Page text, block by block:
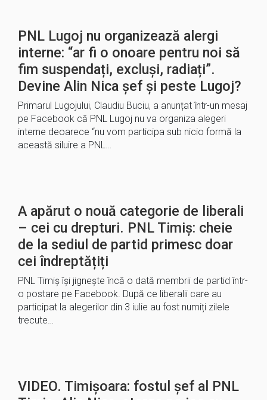
PNL Lugoj nu organizează alergi
interne: “ar fi o onoare pentru noi să
fim suspendați, excluși, radiați”.
Devine Alin Nica șef și peste Lugoj?
Primarul Lugojului, Claudiu Buciu, a anunțat într-un mesaj
pe Facebook că PNL Lugoj nu va organiza alegeri
interne deoarece “nu vom participa sub nicio formă la
această siluire a PNL…
A apărut o nouă categorie de liberali
– cei cu drepturi. PNL Timiș: cheie
de la sediul de partid primesc doar
cei îndreptățiți
PNL Timiș își jignește încă o dată membrii de partid într-
o postare pe Facebook. După ce liberalii care au
participat la alegerilor din 3 iulie au fost numiți zilele
trecute…
VIDEO. Timișoara: fostul șef al PNL